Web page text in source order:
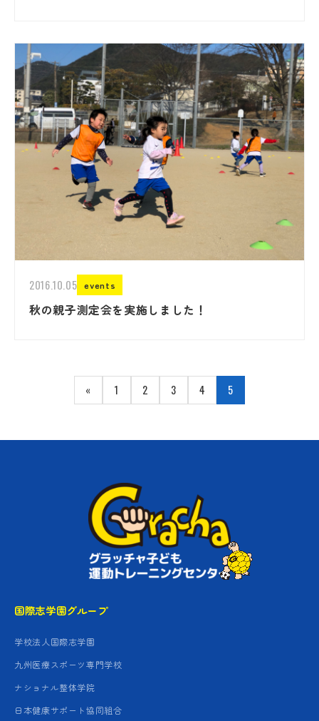
2016.10.05 events
秋の親子測定会を実施しました！
« 1 2 3 4 5
国際志学園グループ
学校法人国際志学園
九州医療スポーツ専門学校
ナショナル整体学院
日本健康サポート協同組合